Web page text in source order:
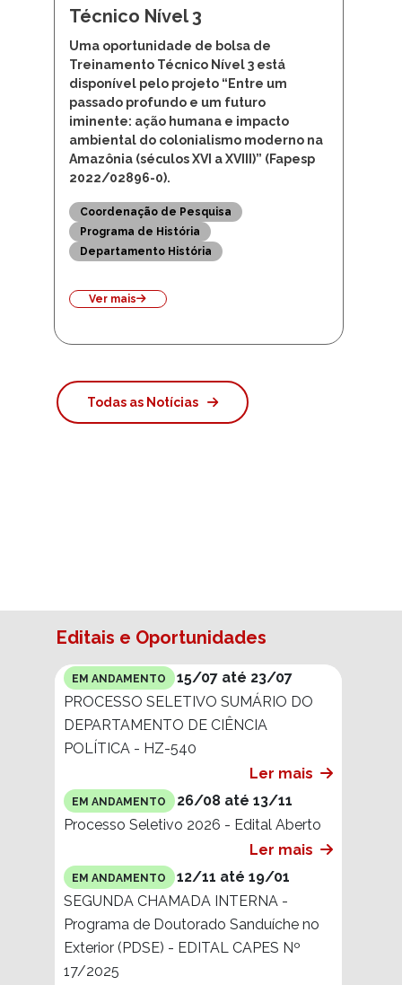
Técnico Nível 3
Uma oportunidade de bolsa de
Treinamento Técnico Nível 3 está
disponível pelo projeto “Entre um
passado profundo e um futuro
iminente: ação humana e impacto
ambiental do colonialismo moderno na
Amazônia (séculos XVI a XVIII)” (Fapesp
2022/02896-0).
Coordenação de Pesquisa
Programa de História
Departamento História
Ver mais
Todas as Notícias
Editais e Oportunidades
EM ANDAMENTO
15/07 até 23/07
PROCESSO SELETIVO SUMÁRIO DO
DEPARTAMENTO DE CIÊNCIA
POLÍTICA - HZ-540
Ler mais
EM ANDAMENTO
26/08 até 13/11
Processo Seletivo 2026 - Edital Aberto
Ler mais
EM ANDAMENTO
12/11 até 19/01
SEGUNDA CHAMADA INTERNA -
Programa de Doutorado Sanduíche no
Exterior (PDSE) - EDITAL CAPES Nº
17/2025